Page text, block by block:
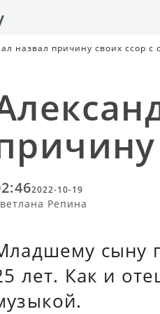
назвал причину своих ссор с
2022-10-19
Репина
сыну
лет. Как и